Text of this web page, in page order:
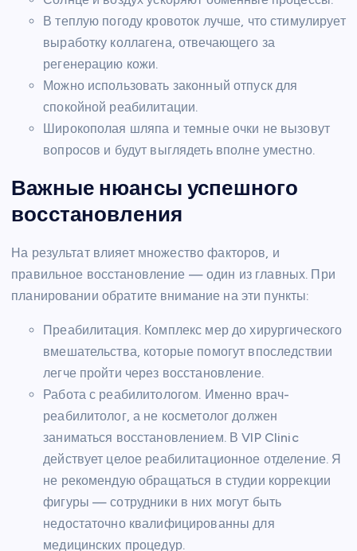
В теплую погоду кровоток лучше, что стимулирует
выработку коллагена, отвечающего за
регенерацию кожи.
Можно использовать законный отпуск для
спокойной реабилитации.
Широкополая шляпа и темные очки не вызовут
вопросов и будут выглядеть вполне уместно.
Важные нюансы успешного
восстановления
На результат влияет множество факторов, и
правильное восстановление — один из главных. При
планировании обратите внимание на эти пункты:
Преабилитация. Комплекс мер до хирургического
вмешательства, которые помогут впоследствии
легче пройти через восстановление.
Работа с реабилитологом. Именно врач-
реабилитолог, а не косметолог должен
заниматься восстановлением. В VIP Clinic
действует целое реабилитационное отделение. Я
не рекомендую обращаться в студии коррекции
фигуры — сотрудники в них могут быть
недостаточно квалифицированны для
медицинских процедур.